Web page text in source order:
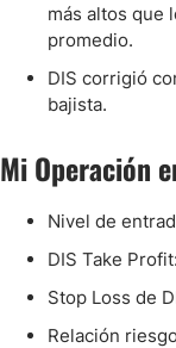
más altos que
promedio.
DIS corrigió
bajista.
Mi Operación
Nivel de
DIS Take
Stop Loss de
Relación